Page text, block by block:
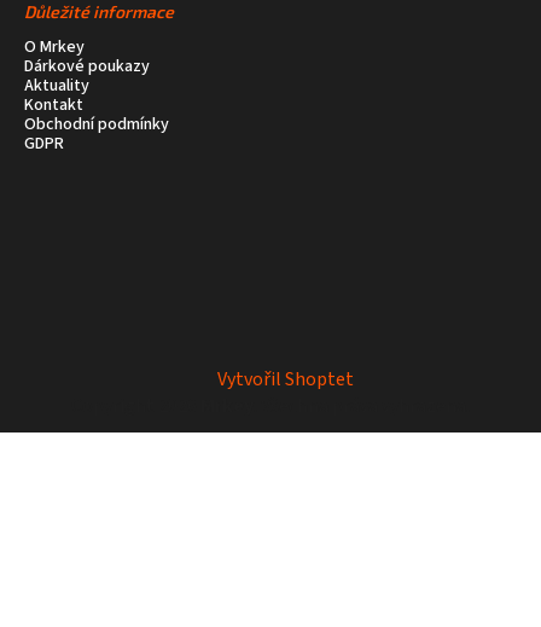
Důležité informace
O Mrkey
Dárkové poukazy
Aktuality
Kontakt
Obchodní podmínky
GDPR
Vytvořil Shoptet